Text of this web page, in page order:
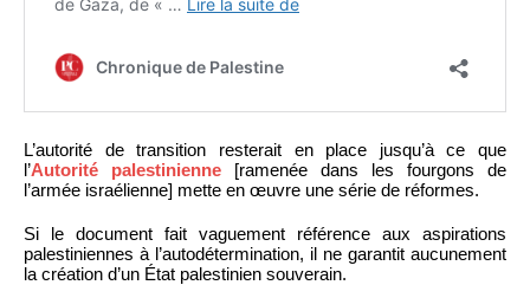
L’autorité de transition resterait en place jusqu’à ce que
l’Autorité palestinienne [ramenée dans les fourgons de
l’armée israélienne] mette en œuvre une série de réformes.
Si le document fait vaguement référence aux aspirations
palestiniennes à l’autodétermination, il ne garantit aucunement
la création d’un État palestinien souverain.